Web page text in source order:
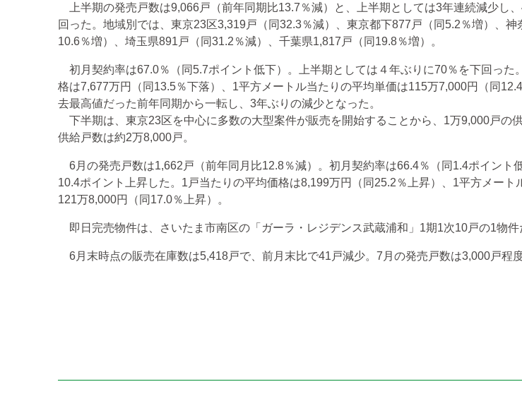
上半期の発売戸数は9,066戸（前年同期比13.7％減）と、上半期としては3年連続減少し
回った。地域別では、東京23区3,319戸（同32.3％減）、東京都下877戸（同5.2％増）、神
10.6％増）、埼玉県891戸（同31.2％減）、千葉県1,817戸（同19.8％増）。
初月契約率は67.0％（同5.7ポイント低下）。上半期としては４年ぶりに70％を下回った
格は7,677万円（同13.5％下落）、1平方メートル当たりの平均単価は115万7,000円（同
去最高値だった前年同期から一転し、3年ぶりの減少となった。
下半期は、東京23区を中心に多数の大型案件が販売を開始することから、1万9,000戸の
供給戸数は約2万8,000戸。
6月の発売戸数は1,662戸（前年同月比12.8％減）。初月契約率は66.4％（同1.4ポイント
10.4ポイント上昇した。1戸当たりの平均価格は8,199万円（同25.2％上昇）、1平方メート
121万8,000円（同17.0％上昇）。
即日完売物件は、さいたま市南区の「ガーラ・レジデンス武蔵浦和」1期1次10戸の1物件
6月末時点の販売在庫数は5,418戸で、前月末比で41戸減少。7月の発売戸数は3,000戸程度